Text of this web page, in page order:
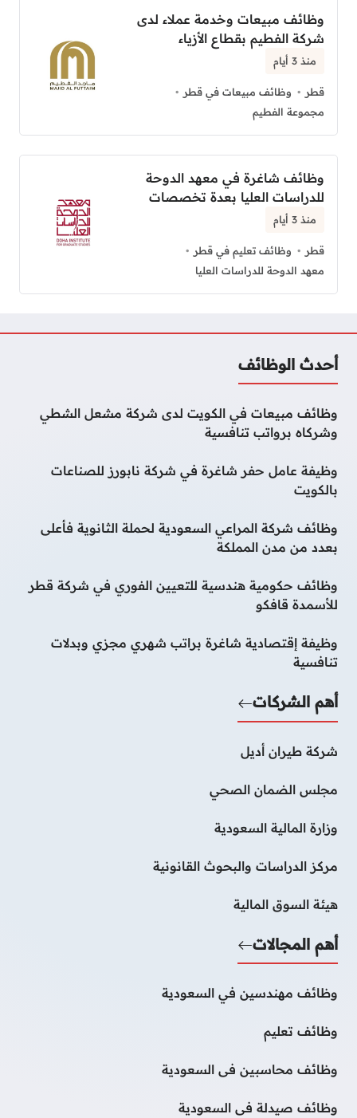
وظائف مبيعات وخدمة عملاء لدى
شركة الفطيم بقطاع الأزياء
منذ 3 أيام
قطر
وظائف مبيعات في قطر
مجموعة الفطيم
وظائف شاغرة في معهد الدوحة
للدراسات العليا بعدة تخصصات
منذ 3 أيام
قطر
وظائف تعليم في قطر
معهد الدوحة للدراسات العليا
أحدث الوظائف
وظائف مبيعات في الكويت لدى شركة مشعل الشطي
وشركاه برواتب تنافسية
وظيفة عامل حفر شاغرة في شركة نابورز للصناعات
بالكويت
وظائف شركة المراعي السعودية لحملة الثانوية فأعلى
بعدد من مدن المملكة
وظائف حكومية هندسية للتعيين الفوري في شركة قطر
للأسمدة قافكو
وظيفة إقتصادية شاغرة براتب شهري مجزي وبدلات
تنافسية
أهم الشركات
شركة طيران أديل
مجلس الضمان الصحي
وزارة المالية السعودية
مركز الدراسات والبحوث القانونية
هيئة السوق المالية
أهم المجالات
وظائف مهندسين في السعودية
وظائف تعليم
وظائف محاسبين فى السعودية
وظائف صيدلة فى السعودية